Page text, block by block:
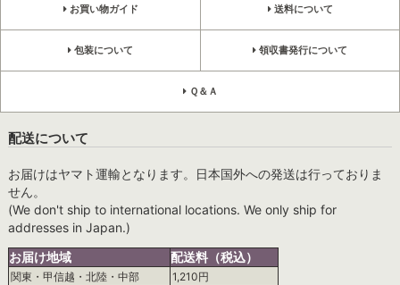
お買い物ガイド 送料について
包装について 領収書発行について
Ｑ＆Ａ
配送について
お届けはヤマト運輸となります。日本国外への発送は行っておりま
せん。
(We don't ship to international locations. We only ship for
addresses in Japan.)
お届け地域
配送料（税込）
関東・甲信越・北陸・中部
1,210円